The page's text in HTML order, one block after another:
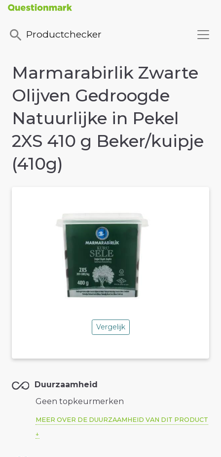
Productchecker
Marmarabirlik Zwarte
Olijven Gedroogde
Natuurlijke in Pekel
2XS 410 g Beker/kuipje
(410g)
Vergelijk
Duurzaamheid
Geen topkeurmerken
MEER OVER DE DUURZAAMHEID VAN DIT PRODUCT